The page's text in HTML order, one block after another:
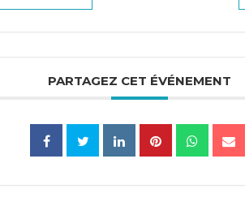
PARTAGEZ CET ÉVÉNEMENT